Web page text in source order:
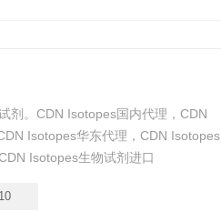
剂。CDN Isotopes国内代理，CDN
Isotopes华东代理，CDN Isotopes
Isotopes生物试剂进口